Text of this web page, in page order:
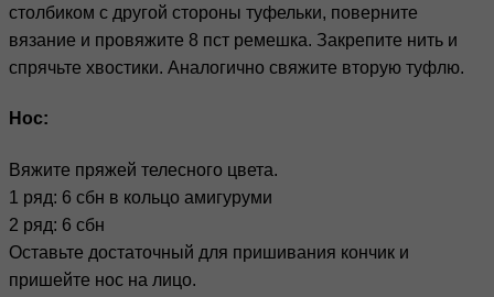
столбиком с другой стороны туфельки, поверните
вязание и провяжите 8 пст ремешка. Закрепите нить и
спрячьте хвостики. Аналогично свяжите вторую туфлю.
Нос:
Вяжите пряжей телесного цвета.
1 ряд: 6 сбн в кольцо амигуруми
2 ряд: 6 сбн
Оставьте достаточный для пришивания кончик и
пришейте нос на лицо.